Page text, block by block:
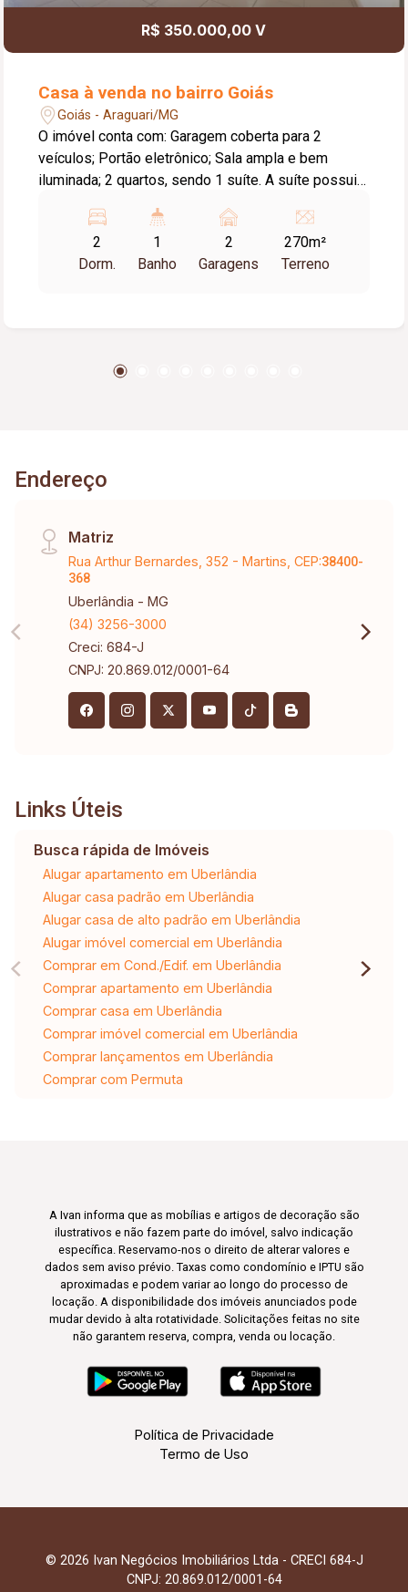
R$ 350.000,00 V
Casa à venda no bairro Goiás
Goiás - Araguari/MG
O imóvel conta com: Garagem coberta para 2
veículos; Portão eletrônico; Sala ampla e bem
iluminada; 2 quartos, sendo 1 suíte. A suíte possui
ventilação e iluminação natural; Banheiro social;
Cozinha com bancada da pia e armários planejados;
Área de serviço coberta; Espaço gourmet com
2
Dorm.
1
Banho
2
Garagens
270m²
Terreno
Endereço
Matriz
Rua Arthur Bernardes, 352 - Martins, CEP:38400-
368
Uberlândia - MG
(34) 3256-3000
Creci: 684-J
CNPJ: 20.869.012/0001-64
Links Úteis
Busca rápida de Imóveis
Alugar apartamento em Uberlândia
Alugar casa padrão em Uberlândia
Alugar casa de alto padrão em Uberlândia
Alugar imóvel comercial em Uberlândia
Comprar em Cond./Edif. em Uberlândia
Comprar apartamento em Uberlândia
Comprar casa em Uberlândia
Comprar imóvel comercial em Uberlândia
Comprar lançamentos em Uberlândia
Comprar com Permuta
A Ivan informa que as mobílias e artigos de decoração são
ilustrativos e não fazem parte do imóvel, salvo indicação
específica. Reservamo-nos o direito de alterar valores e
dados sem aviso prévio. Taxas como condomínio e IPTU são
aproximadas e podem variar ao longo do processo de
locação. A disponibilidade dos imóveis anunciados pode
mudar devido à alta rotatividade. Solicitações feitas no site
não garantem reserva, compra, venda ou locação.
Política de Privacidade
Termo de Uso
© 2026 Ivan Negócios Imobiliários Ltda - CRECI 684-J
CNPJ: 20.869.012/0001-64